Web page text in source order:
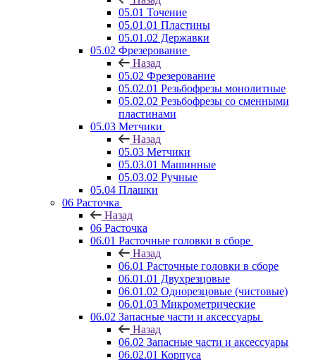
05.01 Точение
05.01.01 Пластины
05.01.02 Державки
05.02 Фрезерование
Назад
05.02 Фрезерование
05.02.01 Резьбофрезы монолитные
05.02.02 Резьбофрезы со сменными
пластинами
05.03 Метчики
Назад
05.03 Метчики
05.03.01 Машинные
05.03.02 Ручные
05.04 Плашки
06 Расточка
Назад
06 Расточка
06.01 Расточные головки в сборе
Назад
06.01 Расточные головки в сборе
06.01.01 Двухрезцовые
06.01.02 Однорезцовые (чистовые)
06.01.03 Микрометрические
06.02 Запасные части и аксессуары
Назад
06.02 Запасные части и аксессуары
06.02.01 Корпуса